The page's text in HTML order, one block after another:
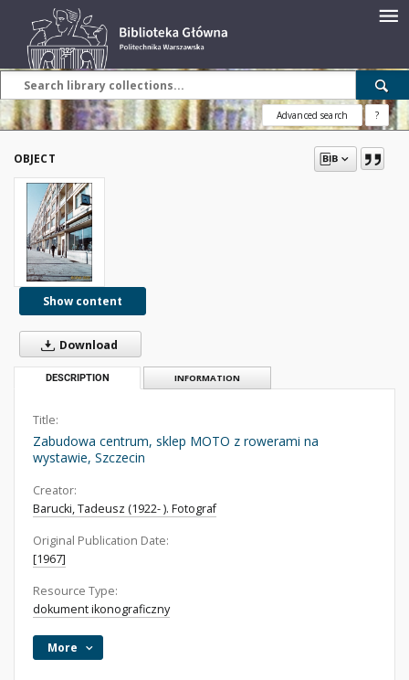
Advanced search ?
OBJECT
Show content
Download
DESCRIPTION INFORMATION
Title:
Zabudowa centrum, sklep MOTO z rowerami na
wystawie, Szczecin
Creator:
Barucki, Tadeusz (1922- ). Fotograf
Original Publication Date:
[1967]
Resource Type:
dokument ikonograficzny
More